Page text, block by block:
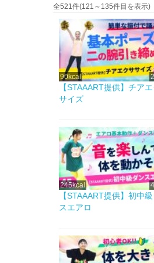
全521件(121～135件目を表示)
90kcal
【STAAART提供】チア
サイズ
245kcal
【STAAART提供】初中
スエアロ